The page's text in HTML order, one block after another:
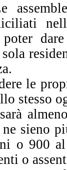
le
stesso
sieno
o 900 al
o